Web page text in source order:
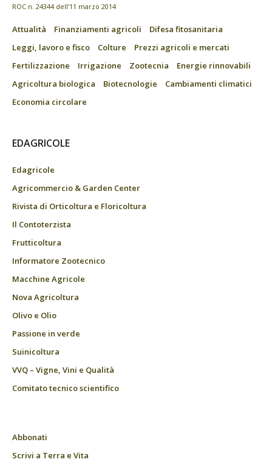
ROC n. 24344 dell’11 marzo 2014
Attualità Finanziamenti agricoli
Difesa fitosanitaria
Leggi, lavoro e fisco
Colture
Prezzi agricoli e mercati
Fertilizzazione
Irrigazione Zootecnia
Energie rinnovabili
Agricoltura biologica
Biotecnologie
Cambiamenti climatici
Economia circolare
EDAGRICOLE
Edagricole
Agricommercio & Garden Center
Rivista di Orticoltura e Floricoltura
Il Contoterzista
Frutticoltura
Informatore Zootecnico
Macchine Agricole
Nova Agricoltura
Olivo e Olio
Passione in verde
Suinicoltura
VVQ – Vigne, Vini e Qualità
Comitato tecnico scientifico
Abbonati
Scrivi a Terra e Vita